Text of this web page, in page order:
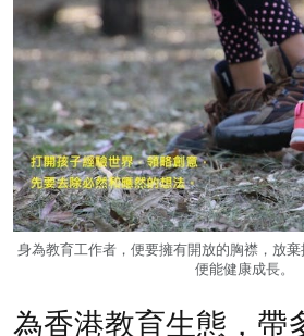
身為教育工作者，便要擁有開放的胸襟，放
便能健康成長。
為香港教育生態，帶